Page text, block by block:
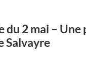
du 2 mai –
Salvayre